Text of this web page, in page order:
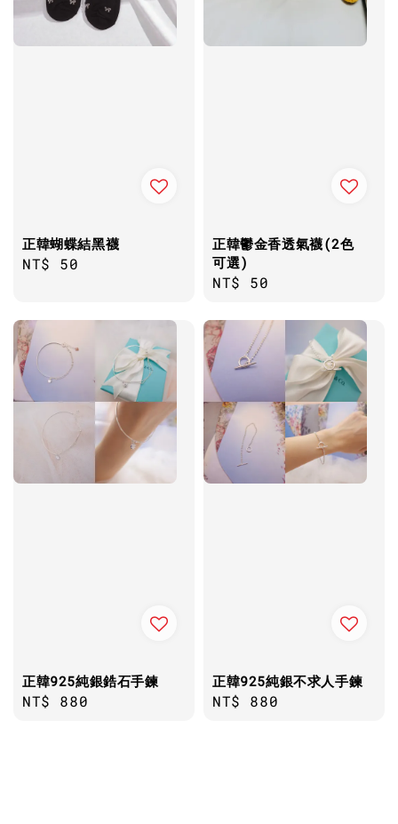
正韓蝴蝶結黑襪
Regular
NT$ 50
正韓鬱金香透氣襪(2色
可選)
Regular
NT$ 50
正韓925純銀鋯石手鍊
Regular
NT$ 880
正韓925純銀不求人手鍊
Regular
NT$ 880